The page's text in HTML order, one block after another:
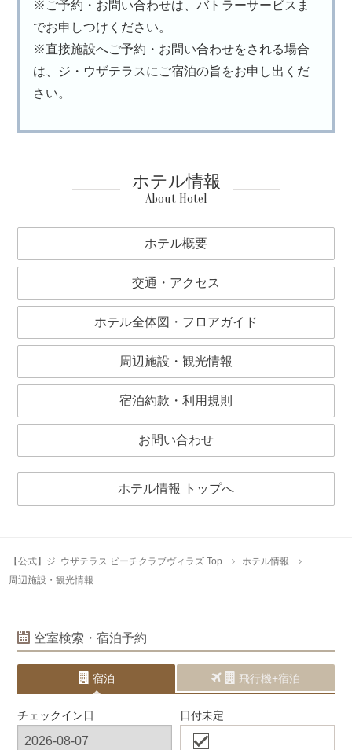
※ご予約・お問い合わせは、バトラーサービスま
でお申しつけください。
※直接施設へご予約・お問い合わせをされる場合
は、ジ・ウザテラスにご宿泊の旨をお申し出くだ
さい。
ホテル情報
About Hotel
ホテル概要
交通・アクセス
ホテル全体図・フロアガイド
周辺施設・観光情報
宿泊約款・利用規則
お問い合わせ
ホテル情報 トップへ
【公式】ジ･ウザテラス ビーチクラブヴィラズ Top
ホテル情報
周辺施設・観光情報
空室検索・宿泊予約
宿泊 飛行機+宿泊
チェックイン日 日付未定